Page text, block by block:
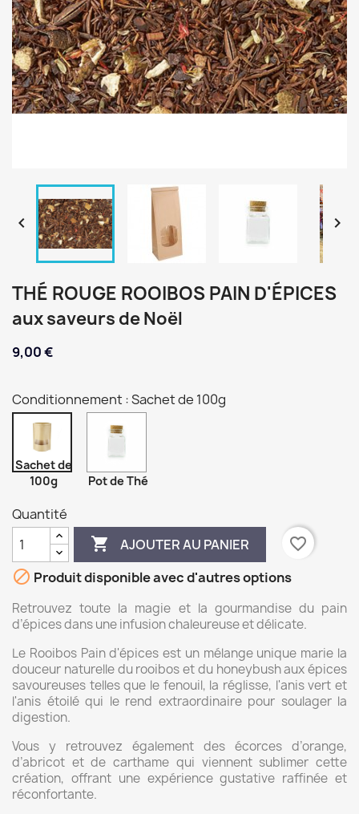
 
THÉ ROUGE ROOIBOS PAIN D'ÉPICES
aux saveurs de Noël
9,00 €
Conditionnement : Sachet de 100g
Sachet de
100g
Pot de Thé
Quantité
 AJOUTER AU PANIER
favorite_border
 Produit disponible avec d'autres options
Retrouvez toute la magie et la gourmandise du pain
d’épices dans une infusion chaleureuse et délicate.
Le Rooibos Pain d'épices est un mélange unique marie la
douceur naturelle du rooibos et du honeybush aux épices
savoureuses telles que le fenouil, la réglisse, l'anis vert et
l'anis étoilé qui le rend extraordinaire pour soulager la
digestion.
Vous y retrouvez également des écorces d’orange,
d’abricot et de carthame qui viennent sublimer cette
création, offrant une expérience gustative raffinée et
réconfortante.